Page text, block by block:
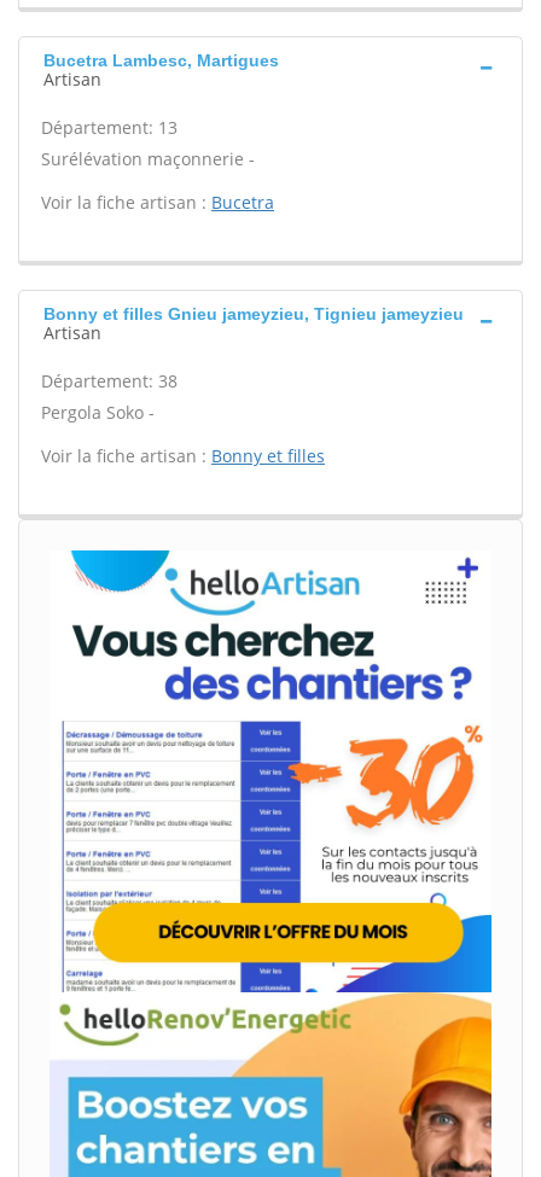
Bucetra Lambesc, Martigues
Artisan
Département: 13
Surélévation maçonnerie -
Voir la fiche artisan : Bucetra
Bonny et filles Gnieu jameyzieu, Tignieu jameyzieu
Artisan
Département: 38
Pergola Soko -
Voir la fiche artisan : Bonny et filles